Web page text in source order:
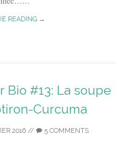
READING →
Bio #13: La soupe
Curcuma
2016// 5 COMMENTS